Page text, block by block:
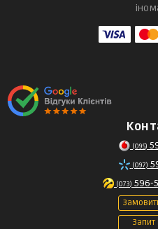
(095)
(097)
(073) 596-
Запит